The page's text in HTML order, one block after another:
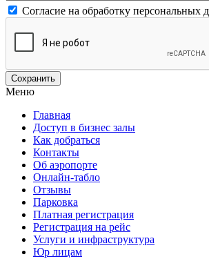
Согласие на обработку персональных
Меню
Главная
Доступ в бизнес залы
Как добраться
Контакты
Об аэропорте
Онлайн-табло
Отзывы
Парковка
Платная регистрация
Регистрация на рейс
Услуги и инфраструктура
Юр лицам